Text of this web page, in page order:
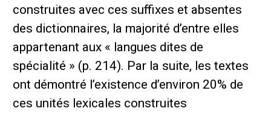
construites avec ces suffixes et absentes
des dictionnaires, la majorité d’entre elles
appartenant aux « langues dites de
spécialité » (p. 214). Par la suite, les textes
ont démontré l’existence d’environ 20% de
ces unités lexicales construites